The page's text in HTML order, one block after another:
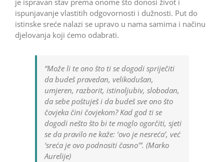
je ispravan stav prema onome što donosi život i
ispunjavanje vlastitih odgovornosti i dužnosti. Put do
istinske sreće nalazi se upravo u nama samima i načinu
djelovanja koji ćemo odabrati.
“Može li te ono što ti se dogodi spriječiti
da budeš pravedan, velikodušan,
umjeren, razborit, istinoljubiv, slobodan,
da sebe poštuješ i da budeš sve ono što
čovjeka čini čovjekom? Kad god ti se
dogodi nešto što bi te moglo ogorčiti, sjeti
se da pravilo ne kaže: ‘ovo je nesreća’, već
‘sreća je ovo podnositi časno'”. (Marko
Aurelije)